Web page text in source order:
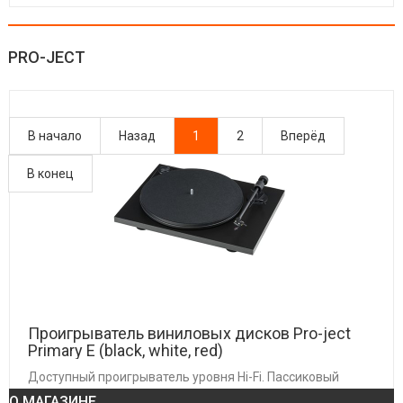
PRO-JECT
Проигрыватель виниловых дисков Pro-ject
Primary E (black, white, red)
Доступный проигрыватель уровня Hi-Fi. Пассиковый
привод, ручное переключение скорости 33 и 45 об/мин.
В начало Назад 1 2 Вперёд
В конец